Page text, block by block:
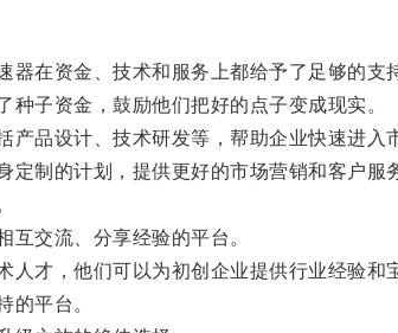
在资金、技术和服务上都给予了足够的支
子资金，鼓励他们把好的点子变成现实。
品设计、技术研发等，帮助企业快速进入
的计划，提供更好的市场营销和客户服
交流、分享经验的平台。
，他们可以为初创企业提供行业经验和
平台。